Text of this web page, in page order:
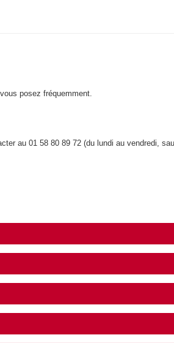
posez fréquemment.
au 01 58 80 89 72 (du lundi au vendredi,